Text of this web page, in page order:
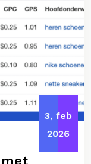
3, feb
2026